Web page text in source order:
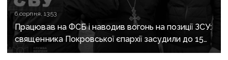
6 серпня, 13:53
Працював на ФСБ і наводив вогонь на позиції ЗСУ:
священника Покровської єпархії засудили до 15
років